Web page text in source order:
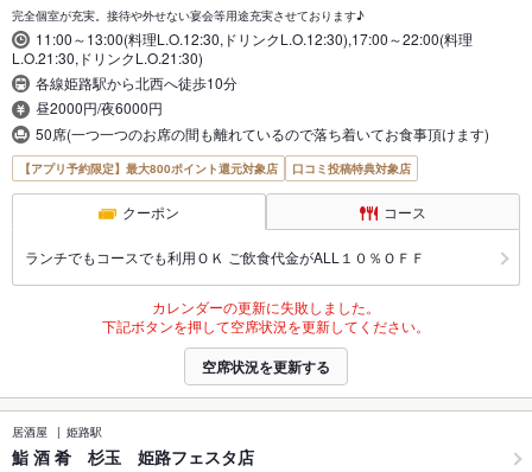
完全個室が充実。接待や外せない宴会等用途充実させております♪
11:00～13:00(料理L.O.12:30,ドリンクL.O.12:30),17:00～22:00(料理
L.O.21:30,ドリンクL.O.21:30)
各線姫路駅から北西へ徒歩10分
昼2000円/夜6000円
50席(一つ一つのお席の間も離れているので落ち着いてお食事頂けます)
【アプリ予約限定】最大800ポイント還元対象店 口コミ投稿特典対象店
クーポン コース
ランチでもコースでも利用ＯＫ ご飲食代金がALL１０％ＯＦＦ
カレンダーの更新に失敗しました。
下記ボタンを押して空席状況を更新してください。
空席状況を更新する
居酒屋 姫路駅
鮨 酒 肴 杉玉 姫路フェスタ店